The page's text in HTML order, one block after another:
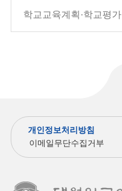
학교교육계획·학교평가
개인정보처리방침
이메일무단수집거부